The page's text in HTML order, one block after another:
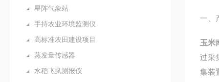
星阵气象站
手持农业环境监测仪
高标准农田建设项目
蒸发量传感器
水稻飞虱测报仪
一、
玉米
过采
集装